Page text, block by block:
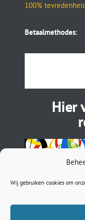
Wij gebruiken cookies om
100%
Betaalmethodes:
Hier